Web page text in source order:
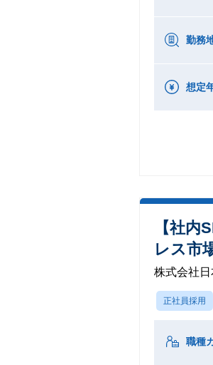
勤務
想定
【社
レス市
株式会社
正社員採用
職種